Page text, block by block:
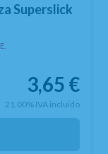
Superslick
3,65 €
21.00% IVA incluido